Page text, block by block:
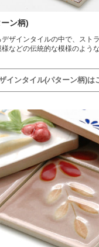
ン柄)
ザインタイルの中で、スト
などの伝統的な模様のよう
インタイル(パターン柄)は